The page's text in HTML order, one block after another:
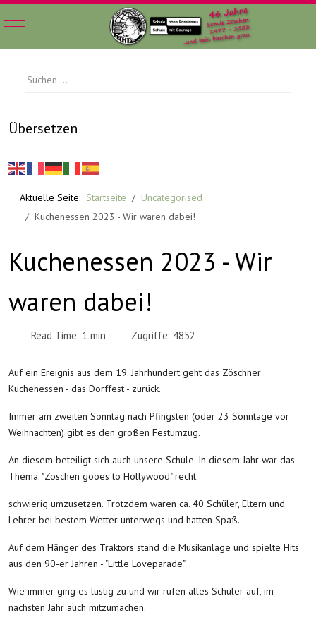
Mobile Menu Toggle
Übersetzen
Aktuelle Seite: Startseite
Uncategorised
Kuchenessen 2023 - Wir waren dabei!
Kuchenessen 2023 - Wir
waren dabei!
Read Time: 1 min Zugriffe: 4852
Auf ein Ereignis aus dem 19. Jahrhundert geht das Zöschner
Kuchenessen - das Dorffest - zurück.
Immer am zweiten Sonntag nach Pfingsten (oder 23 Sonntage vor
Weihnachten) gibt es den großen Festumzug.
An diesem beteiligt sich auch unsere Schule. In diesem Jahr war das
Thema: "Zöschen gooes to Hollywood" recht
schwierig umzusetzen. Trotzdem waren ca. 40 Schüler, Eltern und
Lehrer bei bestem Wetter unterwegs und hatten Spaß.
Auf dem Hänger des Traktors stand die Musikanlage und spielte Hits
aus den 90-er Jahren - "Little Loveparade"
Wie immer ging es lustig zu und wir rufen alles Schüler auf, im
nächsten Jahr auch mitzumachen.